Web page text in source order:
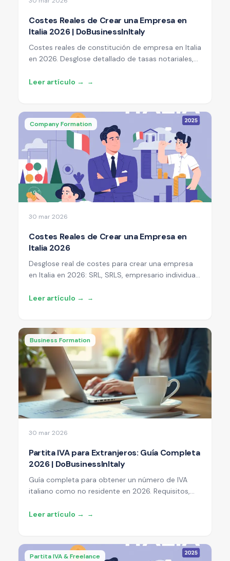
Costes Reales de Crear una Empresa en
Italia 2026 | DoBusinessInItaly
Costes reales de constitución de empresa en Italia
en 2026. Desglose detallado de tasas notariales,
gastos ongoing para SRL vs autónomo.
Leer artículo → →
Company Formation
30 mar 2026
Costes Reales de Crear una Empresa en
Italia 2026
Desglose real de costes para crear una empresa
en Italia en 2026: SRL, SRLS, empresario individual.
y costes continuos.
Leer artículo → →
Business Formation
30 mar 2026
Partita IVA para Extranjeros: Guía Completa
2026 | DoBusinessInItaly
Guía completa para obtener un número de IVA
italiano como no residente en 2026. Requisitos,
extranjero.
Leer artículo → →
Partita IVA & Freelance